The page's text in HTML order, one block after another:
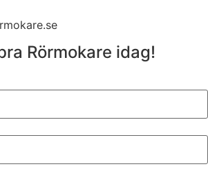
Rörmokare idag!